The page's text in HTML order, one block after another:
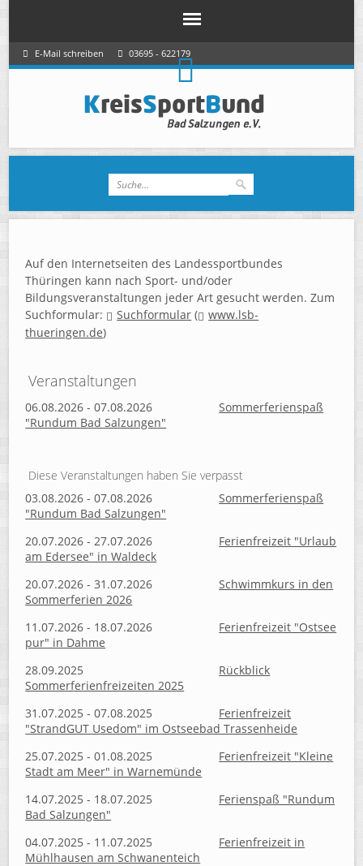
E-Mail schreiben 03695 - 622179
Auf den Internetseiten des Landessportbundes
Thüringen kann nach Sport- und/oder
Bildungsveranstaltungen jeder Art gesucht werden. Zum
Suchformular:
Suchformular (
www.lsb-
thueringen.de)
Veranstaltungen
06.08.2026 - 07.08.2026
Sommerferienspaß
"Rundum Bad Salzungen"
Diese Veranstaltungen haben Sie verpasst
03.08.2026 - 07.08.2026
Sommerferienspaß
"Rundum Bad Salzungen"
20.07.2026 - 27.07.2026
Ferienfreizeit "Urlaub
am Edersee" in Waldeck
20.07.2026 - 31.07.2026
Schwimmkurs in den
Sommerferien 2026
11.07.2026 - 18.07.2026
Ferienfreizeit "Ostsee
pur" in Dahme
28.09.2025
Rückblick
Sommerferienfreizeiten 2025
31.07.2025 - 07.08.2025
Ferienfreizeit
"StrandGUT Usedom" im Ostseebad Trassenheide
25.07.2025 - 01.08.2025
Ferienfreizeit "Kleine
Stadt am Meer" in Warnemünde
14.07.2025 - 18.07.2025
Ferienspaß "Rundum
Bad Salzungen"
04.07.2025 - 11.07.2025
Ferienfreizeit in
Mühlhausen am Schwanenteich